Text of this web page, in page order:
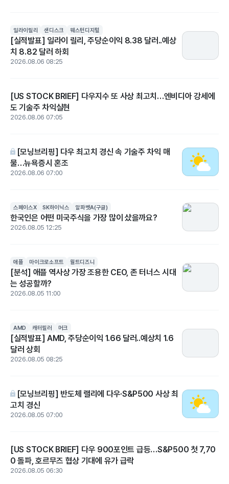
일라이릴리 샌디스크 웨스턴디지털
[실적발표] 일라이 릴리, 주당순이익 8.38 달러..예상
치 8.82 달러 하회
2026.08.06 08:25
[US STOCK BRIEF] 다우지수 또 사상 최고치…엔비디아 강세에
도 기술주 차익실현
2026.08.06 07:05
[모닝브리핑] 다우 최고치 경신 속 기술주 차익 매
물…뉴욕증시 혼조
2026.08.06 07:00
스페이스X SK하이닉스 알파벳A(구글)
한국인은 어떤 미국주식을 가장 많이 샀을까요?
2026.08.05 12:25
애플 마이크로소프트 월트디즈니
[분석] 애플 역사상 가장 조용한 CEO, 존 터너스 시대
는 성공할까?
2026.08.05 11:00
AMD 캐터필러 머크
[실적발표] AMD, 주당순이익 1.66 달러..예상치 1.6
달러 상회
2026.08.05 08:25
[모닝브리핑] 반도체 랠리에 다우·S&P500 사상 최
고치 경신
2026.08.05 07:00
[US STOCK BRIEF] 다우 900포인트 급등…S&P500 첫 7,70
0 돌파, 호르무즈 협상 기대에 유가 급락
2026.08.05 06:30